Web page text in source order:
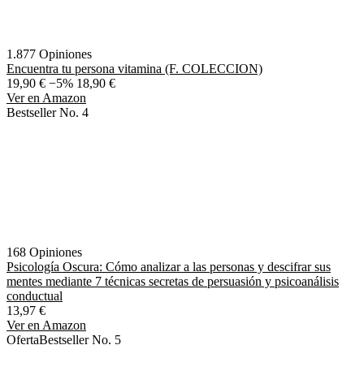
1.877 Opiniones
Encuentra tu persona vitamina (F. COLECCION)
19,90 € −5% 18,90 €
Ver en Amazon
Bestseller No. 4
168 Opiniones
Psicología Oscura: Cómo analizar a las personas y descifrar sus
mentes mediante 7 técnicas secretas de persuasión y psicoanálisis
conductual
13,97 €
Ver en Amazon
OfertaBestseller No. 5